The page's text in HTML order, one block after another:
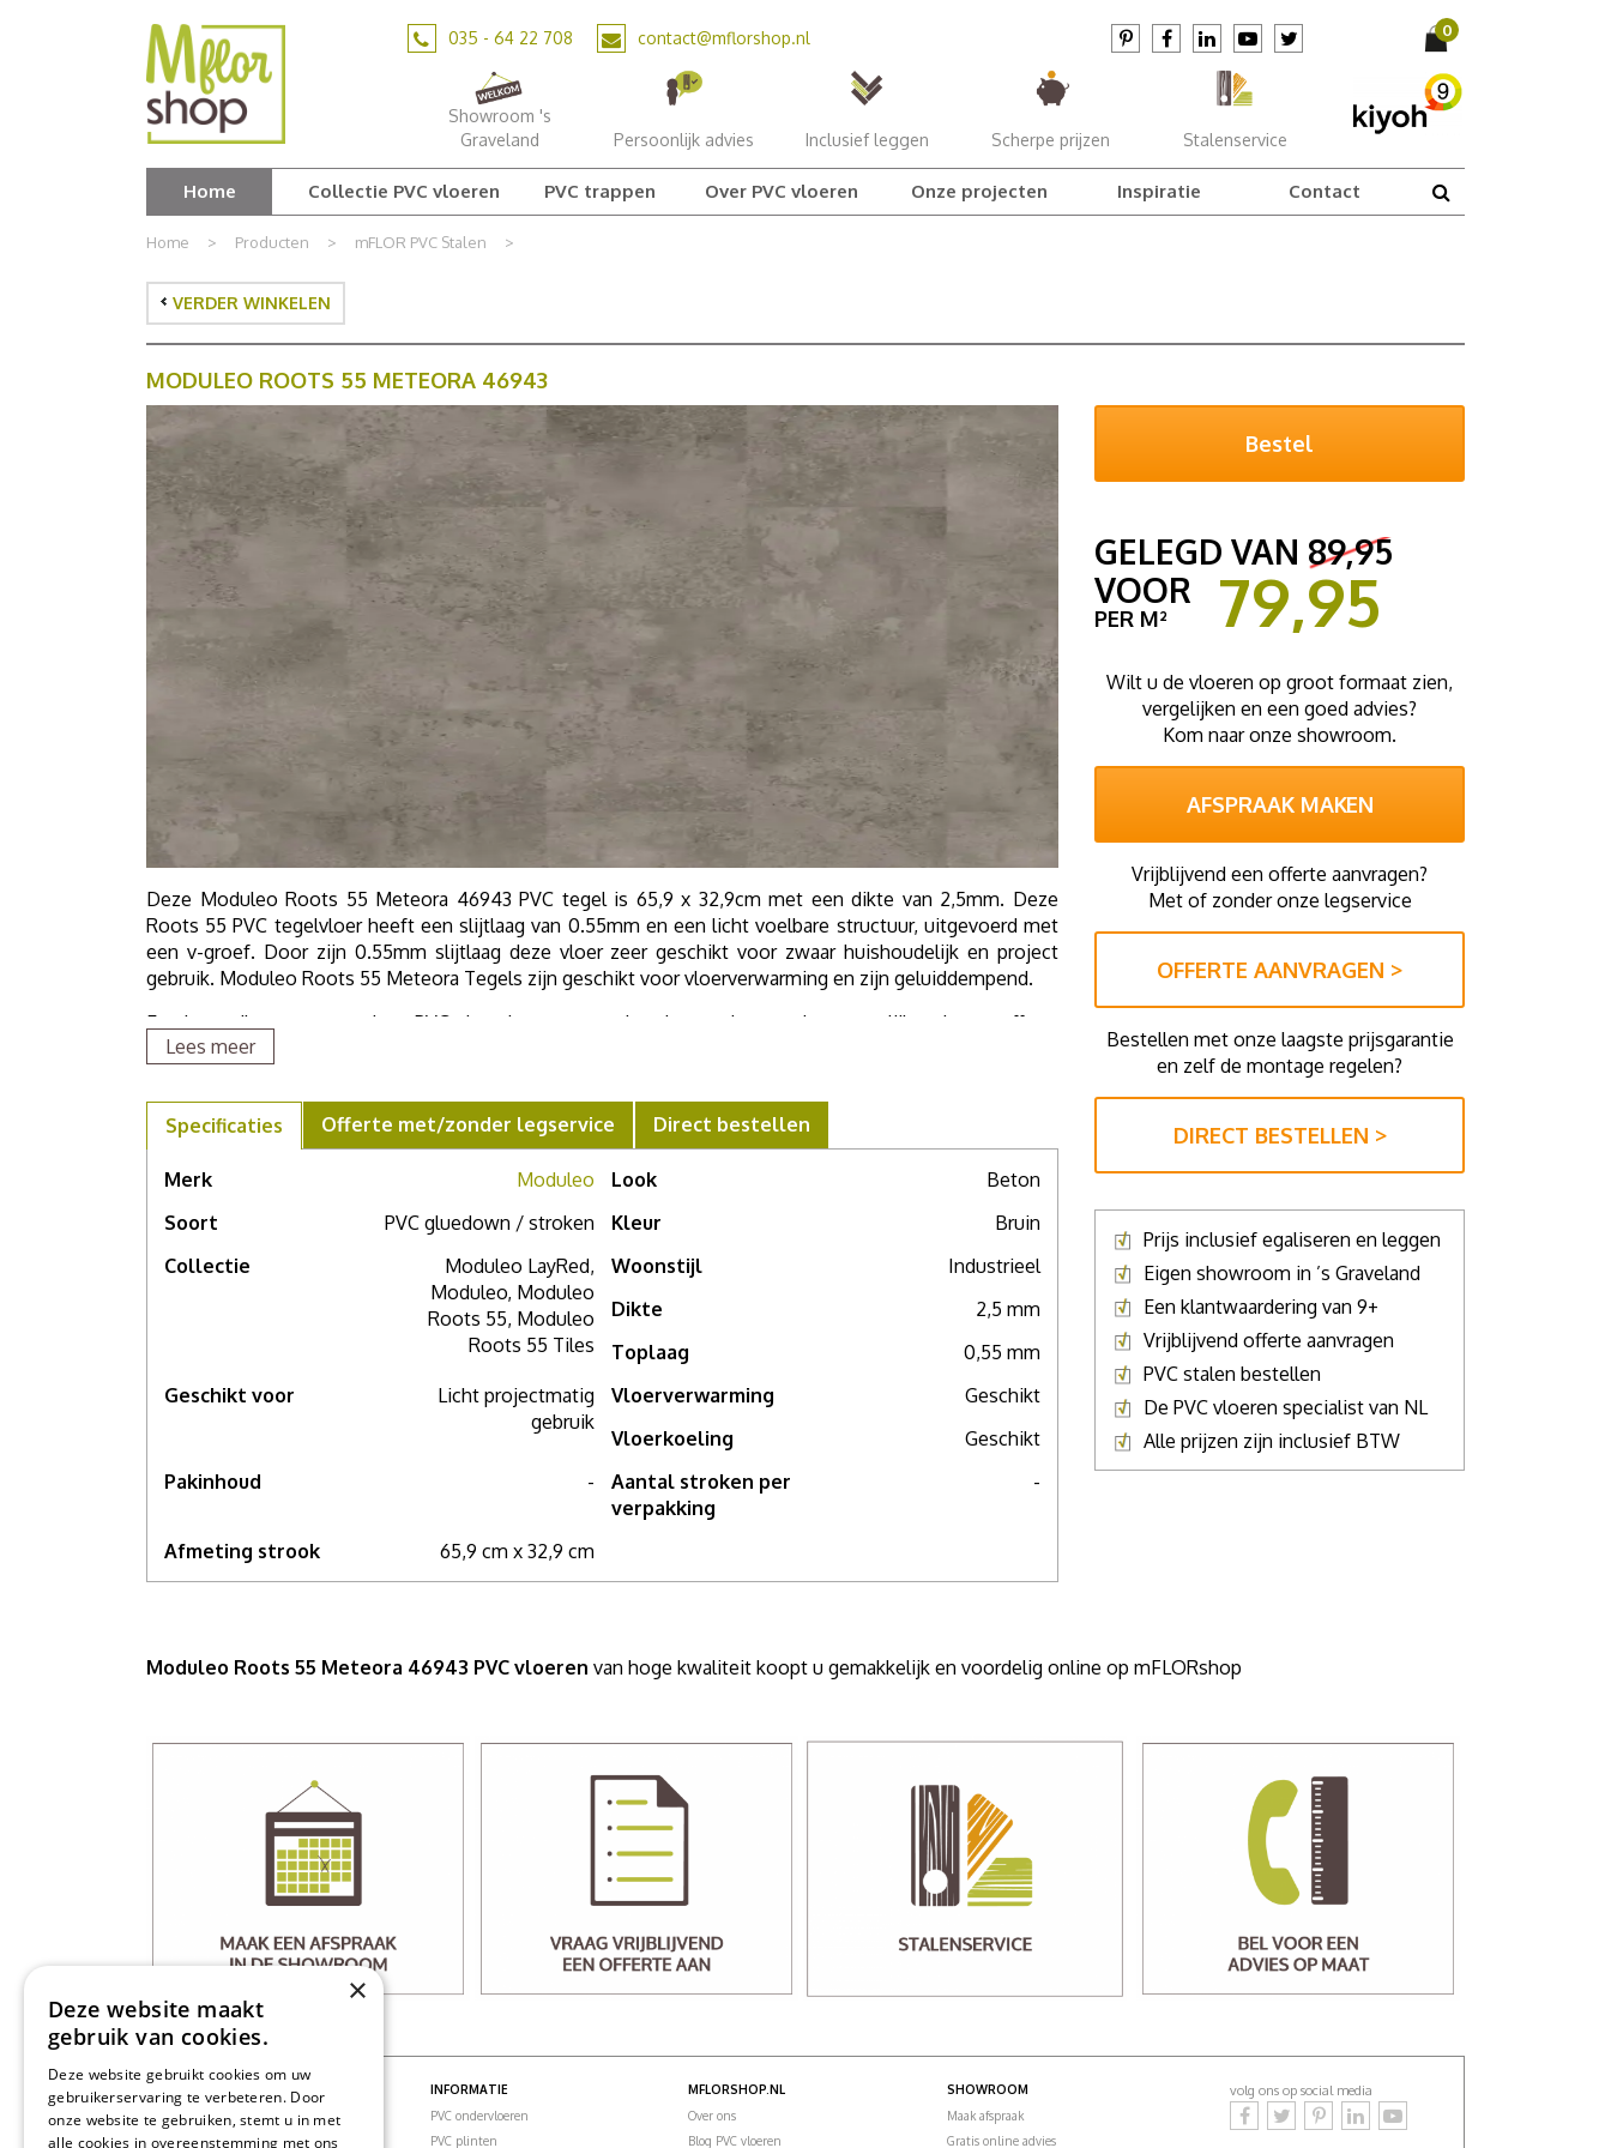
Home > Producten > mFLOR PVC Stalen >
035 - 64 22 708 contact@mflorshop.nl
Showroom 's
Graveland
Persoonlijk advies Inclusief leggen Scherpe prijzen Stalenservice
Home Collectie PVC vloeren PVC trappen Over PVC vloeren Onze projecten Inspiratie Contact
VERDER WINKELEN
MODULEO ROOTS 55 METEORA 46943
Deze Moduleo Roots 55 Meteora 46943 PVC tegel is 65,9 x 32,9cm met een dikte van 2,5mm. Deze
Roots 55 PVC tegelvloer heeft een slijtlaag van 0.55mm en een licht voelbare structuur, uitgevoerd met
een v-groef. Door zijn 0.55mm slijtlaag deze vloer zeer geschikt voor zwaar huishoudelijk en project
gebruik. Moduleo Roots 55 Meteora Tegels zijn geschikt voor vloerverwarming en zijn geluiddempend.
En als u wilt weten wat deze PVC vloer in uw woonsituatie gaat kosten, kunt u gelijk ook een offerte
aanvragen via de button. Wij sturen deze dan vrijblijvend naar u toe.
Lees meer
Specificaties Offerte met/zonder legservice Direct bestellen
Merk Moduleo Look
Beton
Soort
PVC gluedown / stroken Kleur
Bruin
Collectie
Moduleo LayRed,
Moduleo, Moduleo
Roots 55, Moduleo
Roots 55 Tiles
Woonstijl
Industrieel
Dikte
2,5 mm
Toplaag
0,55 mm
Geschikt voor
Licht projectmatig
gebruik
Vloerverwarming
Geschikt
Vloerkoeling
Geschikt
Pakinhoud
-
Aantal stroken per
verpakking
-
Afmeting strook 65,9 cm x 32,9 cm
GELEGD VAN 89,95
VOOR
79,95
PER M²
Wilt u de vloeren op groot formaat zien,
vergelijken en een goed advies?
Kom naar onze showroom.
AFSPRAAK MAKEN
Vrijblijvend een offerte aanvragen?
Met of zonder onze legservice
OFFERTE AANVRAGEN >
Bestellen met onze laagste prijsgarantie
en zelf de montage regelen?
DIRECT BESTELLEN >
Prijs inclusief egaliseren en leggen
Eigen showroom in ’s Graveland
Een klantwaardering van 9+
Vrijblijvend offerte aanvragen
PVC stalen bestellen
De PVC vloeren specialist van NL
Alle prijzen zijn inclusief BTW
Moduleo Roots 55 Meteora 46943 PVC vloeren van hoge kwaliteit koopt u gemakkelijk en voordelig online op mFLORshop
PVC VLOEREN
PVC vloeren
PVC visgraatvloer
INFORMATIE
PVC ondervloeren
PVC plinten
MFLORSHOP.NL
Over ons
Blog PVC vloeren
SHOWROOM
Maak afspraak
Gratis online advies
volg ons op social media
×
Deze website maakt
gebruik van cookies.
Deze website gebruikt cookies om uw
gebruikerservaring te verbeteren. Door
onze website te gebruiken, stemt u in met
alle cookies in overeenstemming met ons